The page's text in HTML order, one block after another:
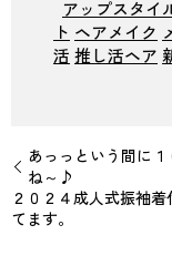
アップスタイ
ト ヘアメイク
活 推し活ヘア
あっっという間に
ね～♪
２０２４成人式振袖
てます。